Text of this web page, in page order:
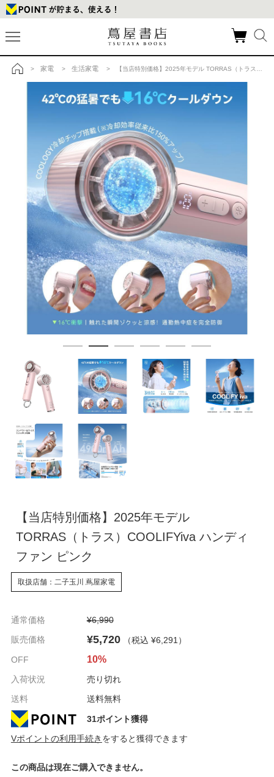
トップ
> 家電 > 生活家電 > 【当店特別価格】2025年モデル TORRAS（トラス）COOLIFYiva ハンディファン ピンク の商品詳細
【当店特別価格】2025年モデル
TORRAS（トラス）COOLIFYiva ハンディ
ファン ピンク
取扱店舗：二子玉川 蔦屋家電
通常価格
¥6,990
販売価格
¥5,720 （税込 ¥6,291 ）
OFF
10%
入荷状況
売り切れ
送料
送料無料
31ポイント獲得
Vポイントの利用手続き をすると獲得できます
この商品は現在ご購入できません。